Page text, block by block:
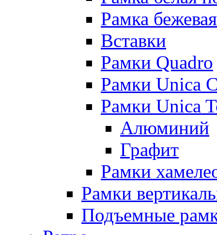
Рамка
Вставки
Рамки Quadro
Рамки Unica
Рамки Unica
Алюминий
Графит
Рамки
Рамки
Подъемные